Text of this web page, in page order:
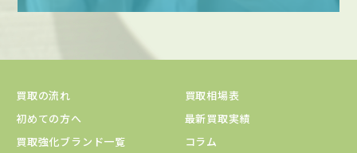
買取の流れ
買取相場表
初めての方へ
最新買取実績
買取強化ブランド一覧
コラム